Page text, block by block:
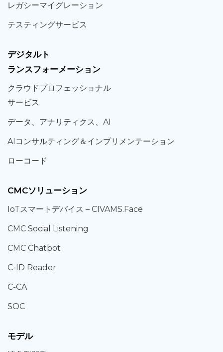
レガシーマイグレーション
テスティングサービス
デジタルト
ランスフォーメーション
クラウドプロフェッショナル
サービス
データ、 アナリティクス、 AI
AIコンサルティング＆ インプリメンテーション
ローコード
CMCソリューション
IoTスマートデバイス – CIVAMS.Face
CMC Social Listening
CMC Chatbot
C-ID Reader
C-CA
SOC
モデル